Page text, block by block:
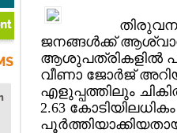
ജനങ്ങള്‍ക്ക്
ആശുപത്രികളില്‍
വീണാ ജോര്‍ജ്
എളുപ്പത്തിലും
2.63